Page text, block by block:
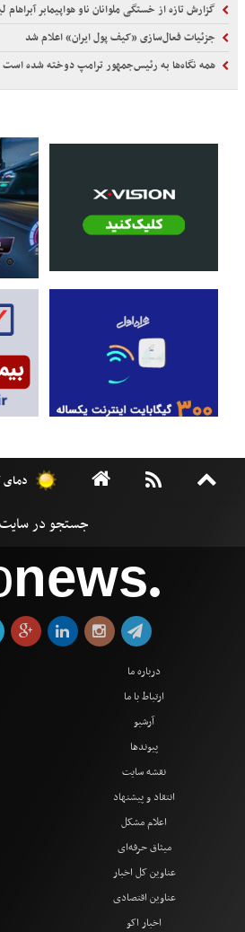
گزارش تازه از خستگی ملوانان ناو هواپیمابر آبراهام
جزئیات فعال‌سازی «کیف پول ایران» اعلام شد
همه نگاه‌ها به رئیس‌جمهور ترامپ دوخته شده است
دمای
news●
درباره ما
ارتباط با ما
آرشیو
پیوندها
نقشه سایت
انتقاد و پیشنهاد
اعلام مشکل
میثاق حرفه‌ای
عناوین کل اخبار
عناوین اقتصادی
اخبار اکو